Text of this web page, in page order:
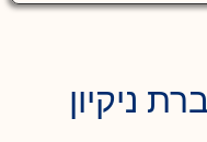
ניקיון